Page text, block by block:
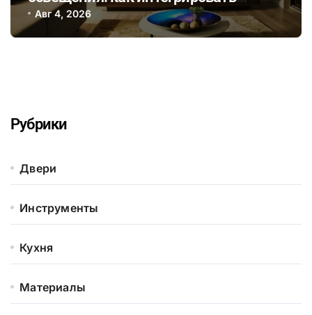
смарт-лампы в домашний
мультимедийный сценарий для
Авг 4, 2026
Рубрики
Двери
Инструменты
Кухня
Материалы